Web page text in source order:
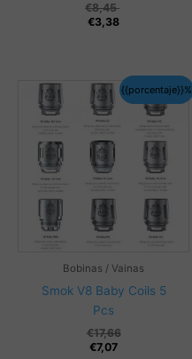
€8,45
€3,38
{{porcentaje}}%
Bobinas / Vainas
Smok V8 Baby Coils 5
Pcs
€17,66
€7,07